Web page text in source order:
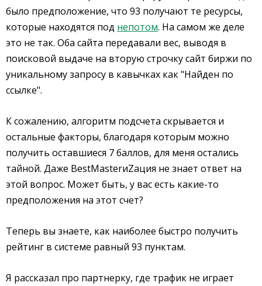
было предположение, что 93 получают те ресурсы,
которые находятся под непотом. На самом же деле
это не так. Оба сайта передавали вес, выводя в
поисковой выдаче на вторую строчку сайт биржи по
уникальному запросу в кавычках как "Найден по
ссылке".
К сожалению, алгоритм подсчета скрывается и
остальные факторы, благодаря которым можно
получить оставшиеся 7 баллов, для меня остались
тайной. Даже BestMasterиZация не знает ответ на
этой вопрос. Может быть, у вас есть какие-то
предположения на этот счет?
Теперь вы знаете, как наиболее быстро получить
рейтинг в системе равный 93 пунктам.
Я рассказал про партнерку, где трафик не играет